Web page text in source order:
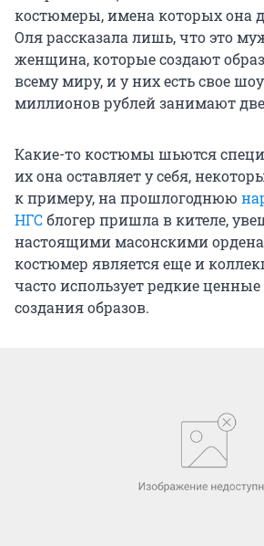
костюмеры, имена которых она
Оля рассказала лишь, что это
женщина, которые создают
всему миру, и у них есть свое
миллионов рублей занимают
Какие-то костюмы шьются
их она оставляет у себя,
к примеру, на прошлогоднюю
НГСблогер пришла в кителе,
настоящими масонскими
костюмер является еще и
часто использует редкие
создания образов.